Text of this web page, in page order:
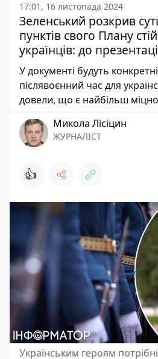
17:01, 16 листопада 2024
Зеленський розкрив
пунктів свого Плану
українців: до
У документі будуть
післявоєнний час для
довели, що є найбільш
Микола Лісіцин
ЖУРНАЛІСТ
👍
Українським героям